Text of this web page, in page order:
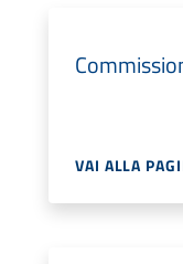
VAI ALLA